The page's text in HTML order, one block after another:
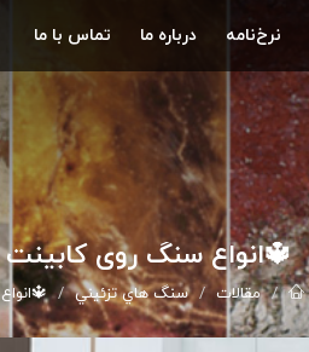
نرخ‌نامه درباره ما تماس با ما
🔱انواع سنگ روی کابینت
مقالات سنگ هاي تزئيني 🔱انواع